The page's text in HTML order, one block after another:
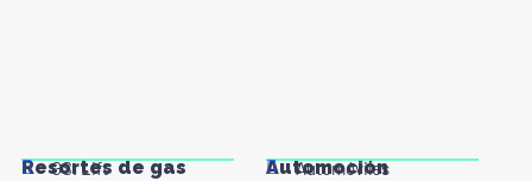
Resortes de gas
GS. Lift
Automoción
Automóviles